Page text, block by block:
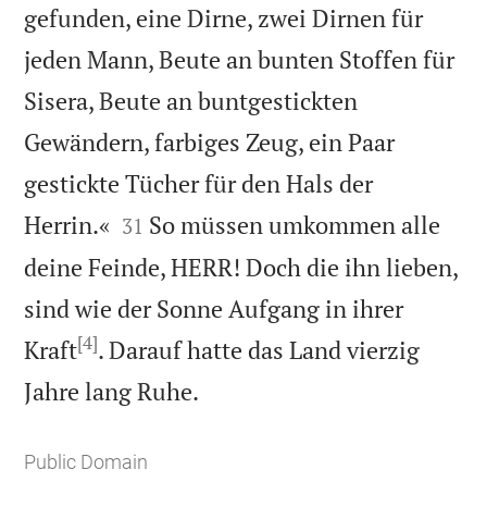
gefunden, eine Dirne, zwei Dirnen für
jeden Mann, Beute an bunten Stoffen für
Sisera, Beute an buntgestickten
Gewändern, farbiges Zeug, ein Paar
gestickte Tücher für den Hals der
Herrin.« 

31 So müssen umkommen alle
deine Feinde, HERR! Doch die ihn lieben,
sind wie der Sonne Aufgang in ihrer
Kraft[4]. Darauf hatte das Land vierzig
Jahre lang Ruhe.
Public Domain